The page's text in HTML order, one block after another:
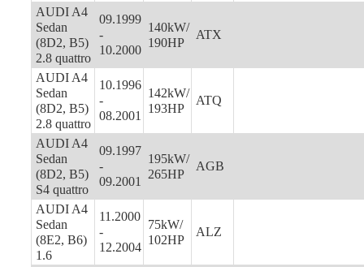
AUDI A4
Sedan
(8D2, B5)
2.8 quattro
09.1999
-
10.2000
140kW/
190HP
ATX
AUDI A4
Sedan
(8D2, B5)
2.8 quattro
10.1996
-
08.2001
142kW/
193HP
ATQ
AUDI A4
Sedan
(8D2, B5)
S4 quattro
09.1997
-
09.2001
195kW/
265HP
AGB
AUDI A4
Sedan
(8E2, B6)
1.6
11.2000
-
12.2004
75kW/
102HP
ALZ